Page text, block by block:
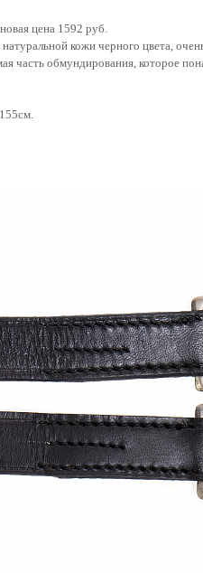
цена 1592 руб.
кожи черного цвета,
часть обмундирования, которое